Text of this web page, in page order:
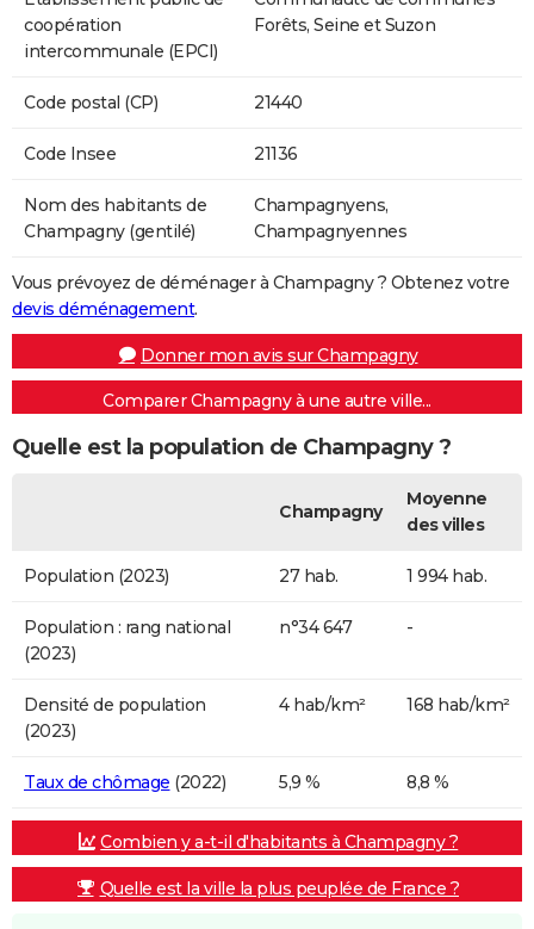
coopération
intercommunale (EPCI)
Forêts, Seine et Suzon
Code postal (CP) 21440
Code Insee 21136
Nom des habitants de
Champagny (gentilé)
Champagnyens,
Champagnyennes
Vous prévoyez de déménager à Champagny ? Obtenez votre
devis déménagement.
Donner mon avis sur Champagny
Comparer Champagny à une autre ville...
Quelle est la population de Champagny ?
Champagny
Moyenne
des villes
Population (2023) 27 hab. 1 994 hab.
Population : rang national
(2023)
n°34 647 -
Densité de population
(2023)
4 hab/km² 168 hab/km²
Taux de chômage (2022) 5,9 % 8,8 %
Combien y a-t-il d'habitants à Champagny ?
Quelle est la ville la plus peuplée de France ?